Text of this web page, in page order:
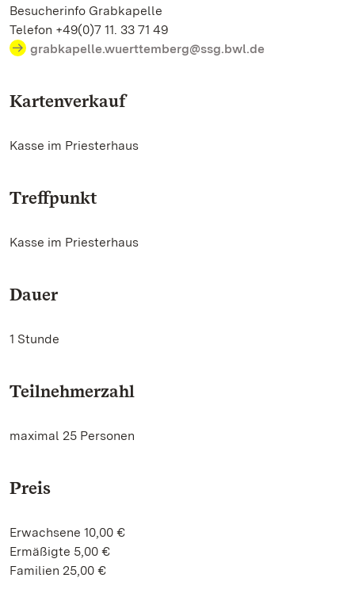
Besucherinfo Grabkapelle
Telefon +49(0)7 11. 33 71 49
grabkapelle.wuerttemberg@ssg.bwl.de
Kartenverkauf
Kasse im Priesterhaus
Treffpunkt
Kasse im Priesterhaus
Dauer
1 Stunde
Teilnehmerzahl
maximal 25 Personen
Preis
Erwachsene 10,00 €
Ermäßigte 5,00 €
Familien 25,00 €